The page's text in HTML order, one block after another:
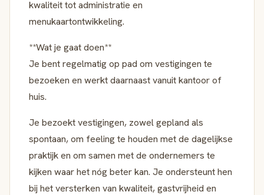
kwaliteit tot administratie en
menukaartontwikkeling.
**Wat je gaat doen**
Je bent regelmatig op pad om vestigingen te
bezoeken en werkt daarnaast vanuit kantoor of
huis.
Je bezoekt vestigingen, zowel gepland als
spontaan, om feeling te houden met de dagelijkse
praktijk en om samen met de ondernemers te
kijken waar het nóg beter kan. Je ondersteunt hen
bij het versterken van kwaliteit, gastvrijheid en